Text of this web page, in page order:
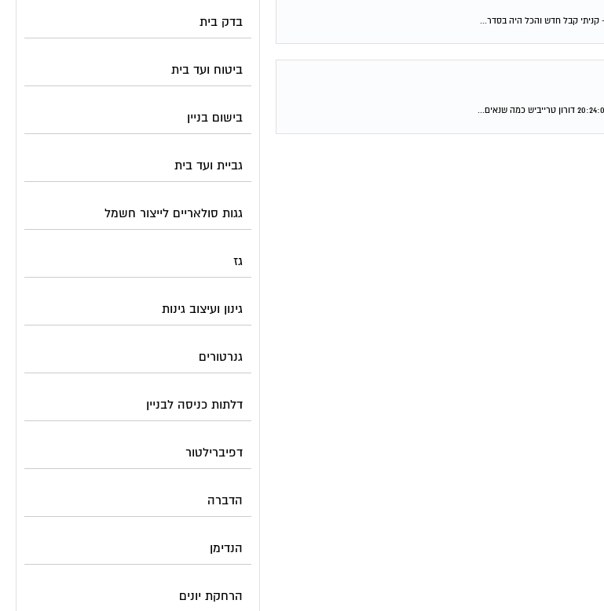
בדק בית
ביטוח ועד בית
בישום בניין
גביית ועד בית
גגות סולאריים לייצור חשמל
גז
גינון ועיצוב גינות
גנרטורים
דלתות כניסה לבניין
דפיברילטור
הדברה
הנדימן
הרחקת יונים